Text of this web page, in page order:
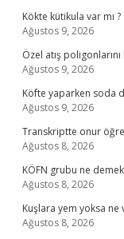
Kökte kütikula var mı ?
Ağustos 9, 2026
Özel atış
Ağustos 9, 2026
Köfte yaparken soda
Ağustos 9, 2026
Transkriptte onur
Ağustos 8, 2026
KÖFN grubu ne
Ağustos 8, 2026
Kuşlara yem yoksa ne
Ağustos 8, 2026